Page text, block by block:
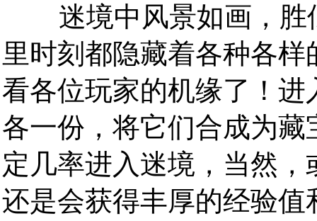
迷境中风景如画，胜
里时刻都隐藏着各种各
看各位玩家的机缘了！
各一份，将它们合成为
定几率进入迷境，当然
还是会获得丰厚的经验